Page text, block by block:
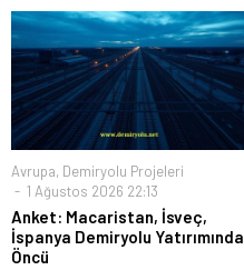
Avrupa, Demiryolu Projeleri
1 Ağustos 2026 22:13
Anket: Macaristan, İsveç,
İspanya Demiryolu Yatırımında
Öncü